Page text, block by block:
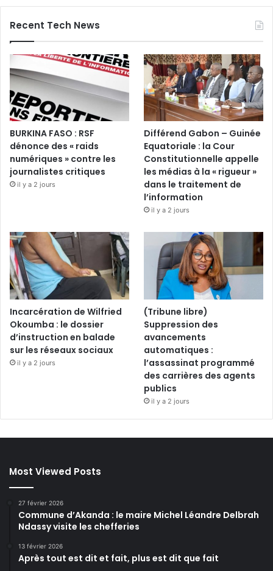
Recent Tech News
BURKINA FASO : RSF
dénonce des « raids
numériques » contre les
journalistes critiques
il y a 2 jours
Différend Gabon – Guinée
Equatoriale : la Cour
Constitutionnelle appelle
les médias à la « rigueur »
dans le traitement de
l’information
il y a 2 jours
Incarcération de Wilfried
Okoumba : le dossier
d’instruction en balade
sur les réseaux sociaux
il y a 2 jours
(Tribune libre)
Suppression des
avancements
automatiques :
l’assassinat programmé
des carrières des agents
publics
il y a 2 jours
Most Viewed Posts
27 février 2026
Commune d’Akanda : le maire Michel Léandre Delbrah
Ndassy visite les chefferies
13 février 2026
Après tout est dit et fait, plus est dit que fait